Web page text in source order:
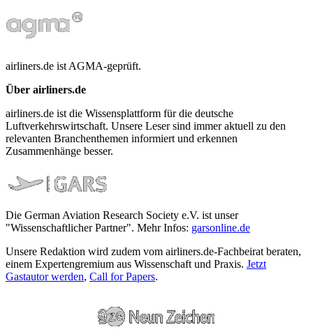
airliners.de ist AGMA-geprüft.
Über airliners.de
airliners.de ist die Wissensplattform für die deutsche
Luftverkehrswirtschaft. Unsere Leser sind immer aktuell zu den
relevanten Branchenthemen informiert und erkennen
Zusammenhänge besser.
Die German Aviation Research Society e.V. ist unser
"Wissenschaftlicher Partner". Mehr Infos: garsonline.de
Unsere Redaktion wird zudem vom airliners.de-Fachbeirat beraten,
einem Expertengremium aus Wissenschaft und Praxis. Jetzt
Gastautor werden, Call for Papers.